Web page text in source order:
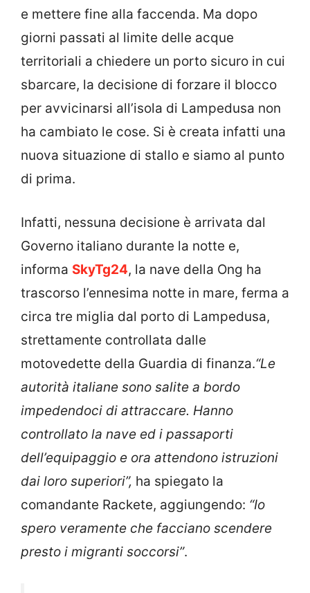
e mettere fine alla faccenda. Ma dopo
giorni passati al limite delle acque
territoriali a chiedere un porto sicuro in cui
sbarcare, la decisione di forzare il blocco
per avvicinarsi all’isola di Lampedusa non
ha cambiato le cose. Si è creata infatti una
nuova situazione di stallo e siamo al punto
di prima.
Infatti, nessuna decisione è arrivata dal
Governo italiano durante la notte e,
informa SkyTg24, la nave della Ong ha
trascorso l’ennesima notte in mare, ferma a
circa tre miglia dal porto di Lampedusa,
strettamente controllata dalle
motovedette della Guardia di finanza.“Le
autorità italiane sono salite a bordo
impedendoci di attraccare. Hanno
controllato la nave ed i passaporti
dell’equipaggio e ora attendono istruzioni
dai loro superiori”, ha spiegato la
comandante Rackete, aggiungendo: “Io
spero veramente che facciano scendere
presto i migranti soccorsi”.